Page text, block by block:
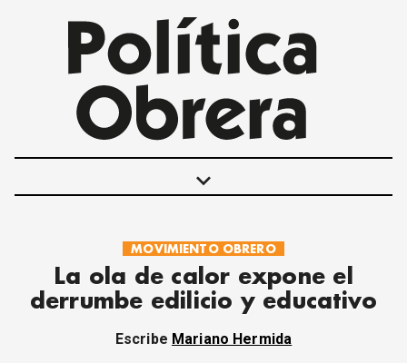
keyboard_arrow_down
POLÍTICAS
INTERNACIONALES
MOVIMIENTO OBRERO
ECONOMÍA
MOVIMIENTO OBRERO
La ola de calor expone el
derrumbe edilicio y educativo
Escribe Mariano Hermida